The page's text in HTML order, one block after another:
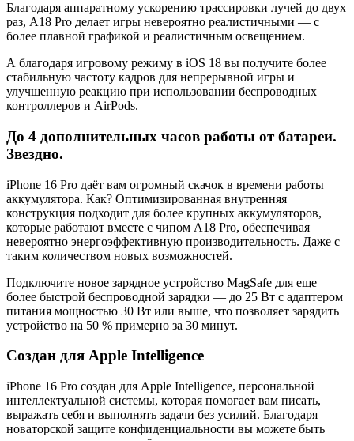
Благодаря аппаратному ускорению трассировки лучей до двух
раз, A18 Pro делает игры невероятно реалистичными — с
более плавной графикой и реалистичным освещением.
А благодаря игровому режиму в iOS 18 вы получите более
стабильную частоту кадров для непрерывной игры и
улучшенную реакцию при использовании беспроводных
контроллеров и AirPods.
До 4 дополнительных часов работы от батареи.
Звездно.
iPhone 16 Pro даёт вам огромный скачок в времени работы
аккумулятора. Как? Оптимизированная внутренняя
конструкция подходит для более крупных аккумуляторов,
которые работают вместе с чипом A18 Pro, обеспечивая
невероятно энергоэффективную производительность. Даже с
таким количеством новых возможностей.
Подключите новое зарядное устройство MagSafe для еще
более быстрой беспроводной зарядки — до 25 Вт с адаптером
питания мощностью 30 Вт или выше, что позволяет зарядить
устройство на 50 % примерно за 30 минут.
Создан для Apple Intelligence
iPhone 16 Pro создан для Apple Intelligence, персональной
интеллектуальной системы, которая помогает вам писать,
выражать себя и выполнять задачи без усилий. Благодаря
новаторской защите конфиденциальности вы можете быть